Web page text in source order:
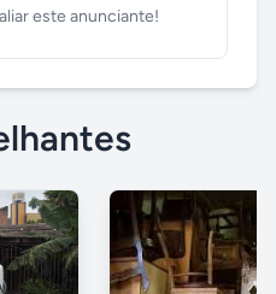
este anunciante!